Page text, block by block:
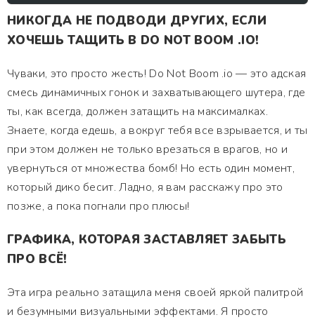
НИКОГДА НЕ ПОДВОДИ ДРУГИХ, ЕСЛИ
ХОЧЕШЬ ТАЩИТЬ В DO NOT BOOM .IO!
Чуваки, это просто жесть! Do Not Boom .io — это адская
смесь динамичных гонок и захватывающего шутера, где
ты, как всегда, должен затащить на максималках.
Знаете, когда едешь, а вокруг тебя все взрывается, и ты
при этом должен не только врезаться в врагов, но и
увернуться от множества бомб! Но есть один момент,
который дико бесит. Ладно, я вам расскажу про это
позже, а пока погнали про плюсы!
ГРАФИКА, КОТОРАЯ ЗАСТАВЛЯЕТ ЗАБЫТЬ
ПРО ВСЁ!
Эта игра реально затащила меня своей яркой палитрой
и безумными визуальными эффектами. Я просто